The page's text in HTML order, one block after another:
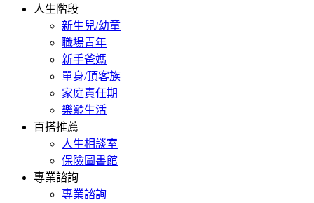
人生階段
新生兒/幼童
職場青年
新手爸媽
單身/頂客族
家庭責任期
樂齡生活
百搭推薦
人生相談室
保險圖書館
專業諮詢
專業諮詢